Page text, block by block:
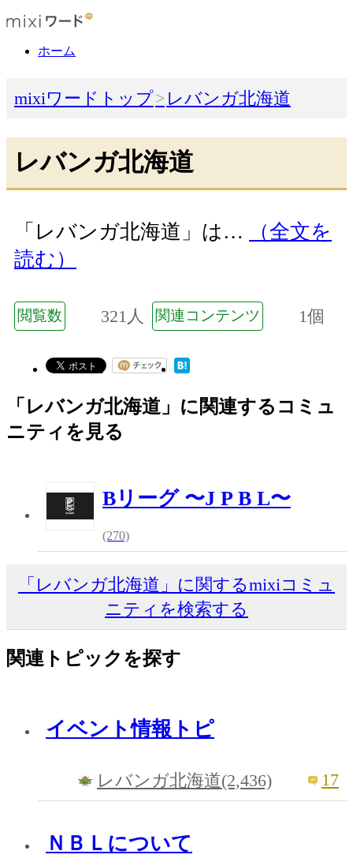
ホーム
mixiワードトップ レバンガ北海道
レバンガ北海道
「レバンガ北海道」は…
（全文を
読む）
閲覧数 321人 関連コンテンツ 1個
「レバンガ北海道」に関連するコミュ
ニティを見る
Bリーグ 〜J P B L〜
(270)
「レバンガ北海道」に関するmixiコミュ
ニティを検索する
関連トピックを探す
イベント情報トピ
レバンガ北海道(2,436) 17
ＮＢＬについて